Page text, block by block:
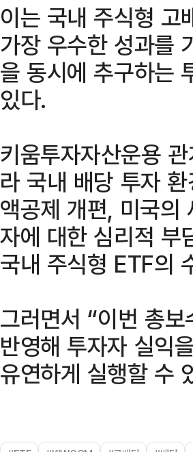
이는 국내 주식형 고
가장 우수한 성과를
을 동시에 추구하는
있다.
키움투자자산운용
라 국내 배당 투자
액공제 개편, 미국의
자에 대한 심리적 부
국내 주식형 ETF의
그러면서 “이번 총
반영해 투자자 실익
유연하게 실행할 수